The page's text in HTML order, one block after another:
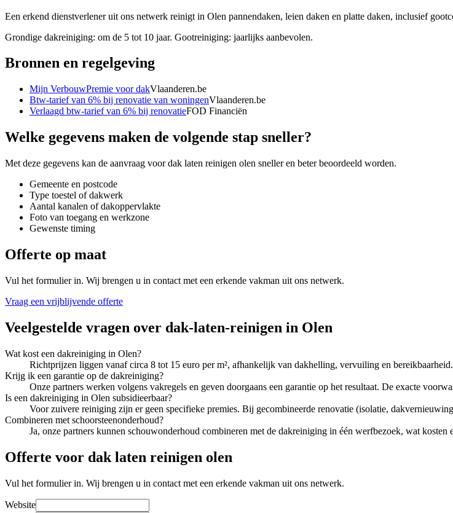
Een erkend dienstverlener uit ons netwerk reinigt in Olen pannendaken, leien daken en platte daken, inclusief
Grondige dakreiniging: om de 5 tot 10 jaar. Gootreiniging: jaarlijks aanbevolen.
Bronnen en regelgeving
Mijn VerbouwPremie voor dakVlaanderen.be
Btw-tarief van 6% bij renovatie van woningenVlaanderen.be
Verlaagd btw-tarief van 6% bij renovatieFOD Financiën
Welke gegevens maken de volgende stap sneller?
Met deze gegevens kan de aanvraag voordak laten reinigen olen sneller en beter beoordeeld worden.
Gemeente en postcode
Type toestel of dakwerk
Aantal kanalen of dakoppervlakte
Foto van toegang en werkzone
Gewenste timing
Offerte op maat
Vul het formulier in. Wij brengen u in contact met een erkende vakman uit ons netwerk.
Vraag een vrijblijvende offerte
Veelgestelde vragen over dak-laten-reinigen in Olen
Wat kost een dakreiniging in Olen?
Richtprijzen liggen vanaf circa 8 tot 15 euro per m², afhankelijk van dakhelling, vervuiling en
Krijg ik een garantie op de dakreiniging?
Onze partners werken volgens vakregels en geven doorgaans een garantie op het resultaat. De exacte
Is een dakreiniging in Olen subsidieerbaar?
Voor zuivere reiniging zijn er geen specifieke premies. Bij gecombineerde renovatie (isolatie,
Combineren met schoorsteenonderhoud?
Ja, onze partners kunnen schouwonderhoud combineren met de dakreiniging in één werfbezoek, wat kosten
Offerte voor dak laten reinigen olen
Vul het formulier in. Wij brengen u in contact met een erkende vakman uit ons netwerk.
Website